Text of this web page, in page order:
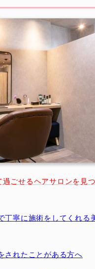
ごせるヘアサロンを見
寧に施術をしてくれる
れたことがある方へ